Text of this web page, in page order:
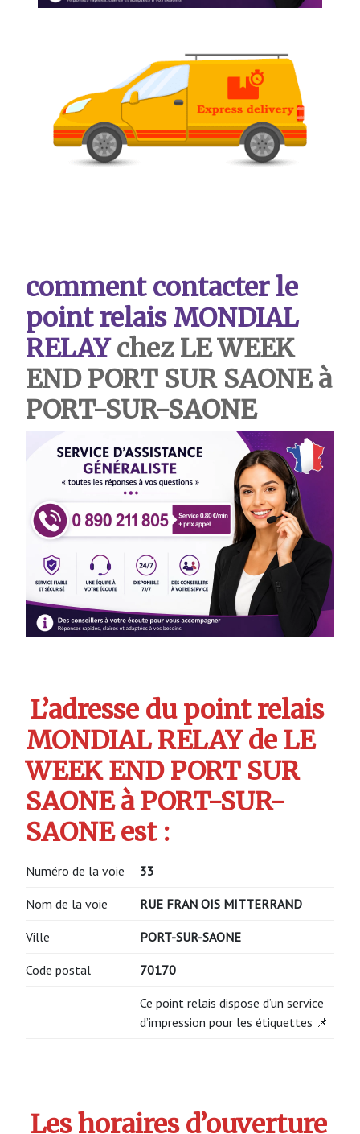
comment contacter le
point relais MONDIAL
RELAYchez LE WEEK
END PORT SUR SAONE à
PORT-SUR-SAONE
L’adresse du point relais
MONDIAL RELAY de LE
WEEK END PORT SUR
SAONE à PORT-SUR-
SAONE est :
Numéro de la voie 33
Nom de la voie RUE FRAN OIS MITTERRAND
Ville PORT-SUR-SAONE
Code postal 70170
Ce point relais dispose d’un service
d’impression pour les étiquettes 📌
Les horaires d’ouverture